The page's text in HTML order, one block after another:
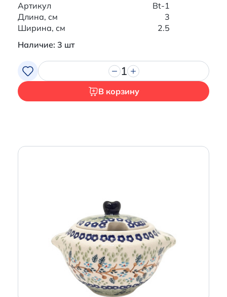
Артикул
Bt-1
Длина, см
3
Ширина, см
2.5
Наличие: 3 шт
1
В корзину